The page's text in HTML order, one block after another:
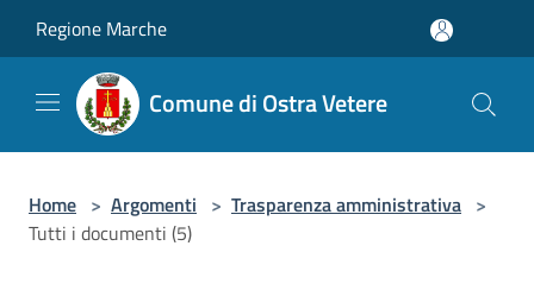
Regione Marche
Comune di Ostra Vetere
Home > Argomenti > Trasparenza amministrativa >
Tutti i documenti (5)